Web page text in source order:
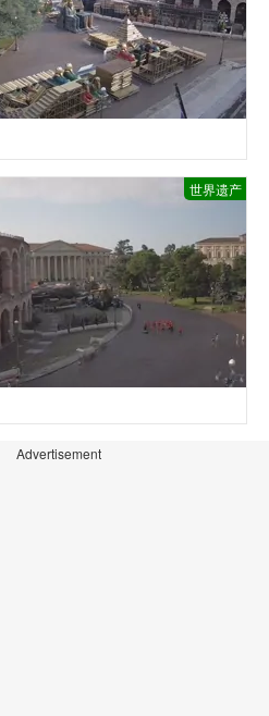
世界遗产
Advertisement